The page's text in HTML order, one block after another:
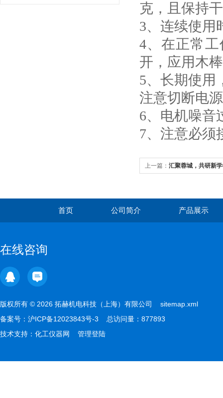
克，且保持
3、连续使用
4、在正常
开，应用木
5、长期使用
注意切断电
6、电机噪音
7、注意必须
上一篇： 汇聚蓉城，共研新
首页 公司简介 产品展示
在线咨询
版权所有 © 2026 拓赫机电科技（上海）有限公司 sitemap.xml
备案号： 沪ICP备12023843号-3 总访问量：877893
技术支持： 化工仪器网 管理登陆